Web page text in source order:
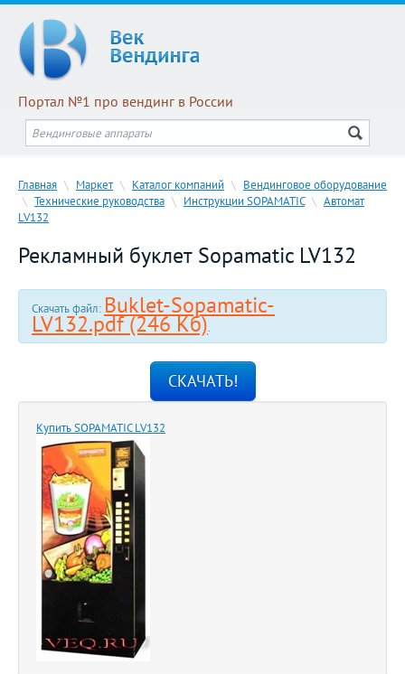
Портал №1 про вендинг в России
Главная \ Маркет \ Каталог компаний \ Вендинговое оборудование
\ Технические руководства \ Инструкции SOPAMATIC \ Автомат
LV132
Рекламный буклет Sopamatic LV132
Скачать файл: Buklet-Sopamatic-
LV132.pdf (246 Кб).
СКАЧАТЬ!
Купить SOPAMATIC LV132